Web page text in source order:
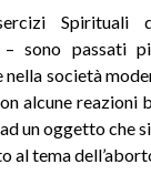
Spirituali
sono passati
società
alcune reazioni
un oggetto che
al tema